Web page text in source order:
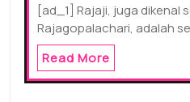
[ad_1] Rajaji, juga dikenal
Rajagopalachari, adalah
Read More